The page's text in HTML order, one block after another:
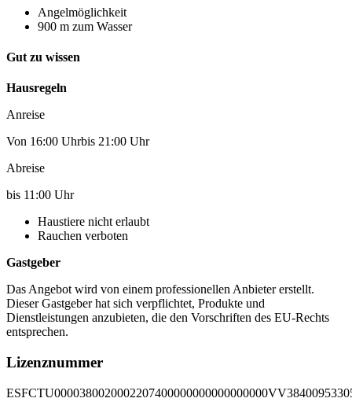
Angelmöglichkeit
900 m zum Wasser
Gut zu wissen
Hausregeln
Anreise
Von 16:00 Uhrbis 21:00 Uhr
Abreise
bis 11:00 Uhr
Haustiere nicht erlaubt
Rauchen verboten
Gastgeber
Das Angebot wird von einem professionellen Anbieter erstellt.
Dieser Gastgeber hat sich verpflichtet, Produkte und
Dienstleistungen anzubieten, die den Vorschriften des EU-Rechts
entsprechen.
Lizenznummer